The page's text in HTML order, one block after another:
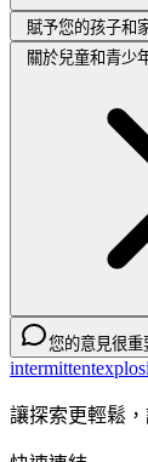
賦予您的孩子和
關於兒童和青少
您的意見很重
讓探索更輕鬆